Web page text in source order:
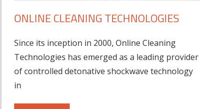
ONLINE CLEANING TECHNOLOGIES
Since its inception in 2000, Online Cleaning
Technologies has emerged as a leading provider
of controlled detonative shockwave technology
in